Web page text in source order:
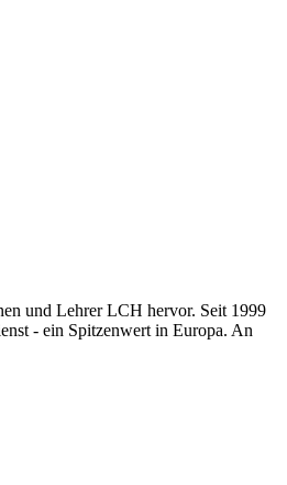
und Lehrer LCH hervor. Seit 1999
- ein Spitzenwert in Europa. An